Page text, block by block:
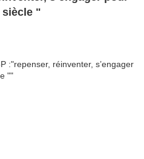
siècle "